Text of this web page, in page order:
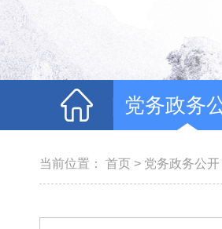
党务政务
当前位置： 首页 > 党务政务公开